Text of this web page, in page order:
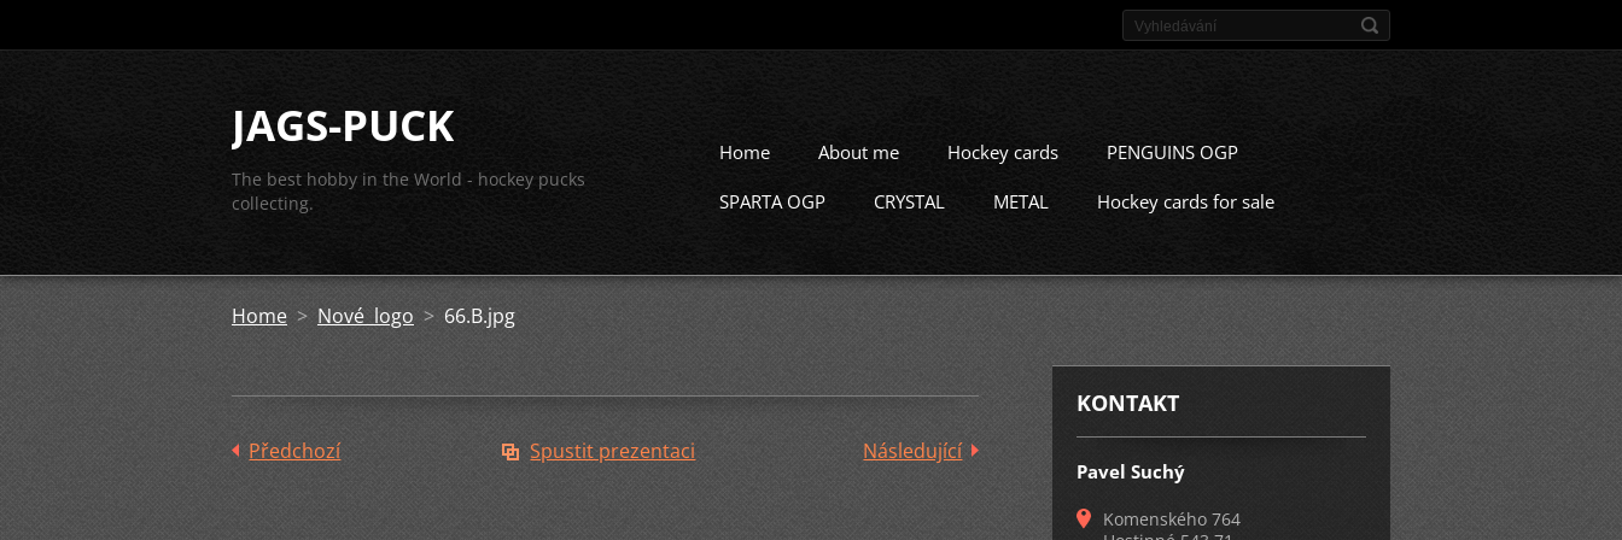
JAGS-PUCK
The best hobby in the World - hockey pucks
collecting.
Home About me Hockey cards PENGUINS OGP
SPARTA OGP CRYSTAL METAL Hockey cards for sale
Home > Nové logo > 66.B.jpg
Předchozí Spustit prezentaci Následující
KONTAKT
Pavel Suchý
Komenského 764